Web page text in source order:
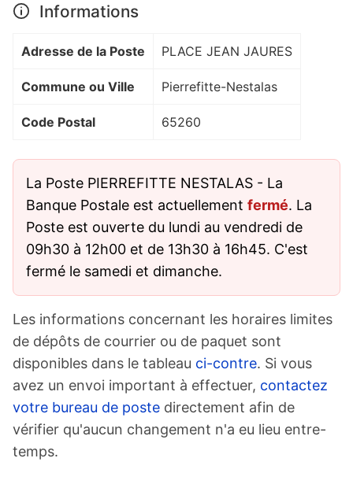
Informations
Adresse de la Poste PLACE JEAN JAURES
Commune ou Ville Pierrefitte-Nestalas
Code Postal 65260
La Poste PIERREFITTE NESTALAS - La
Banque Postale est actuellement fermé. La
Poste est ouverte du lundi au vendredi de
09h30 à 12h00 et de 13h30 à 16h45. C'est
fermé le samedi et dimanche.
Les informations concernant les horaires limites
de dépôts de courrier ou de paquet sont
disponibles dans le tableau ci-contre. Si vous
avez un envoi important à effectuer, contactez
votre bureau de poste directement afin de
vérifier qu'aucun changement n'a eu lieu entre-
temps.